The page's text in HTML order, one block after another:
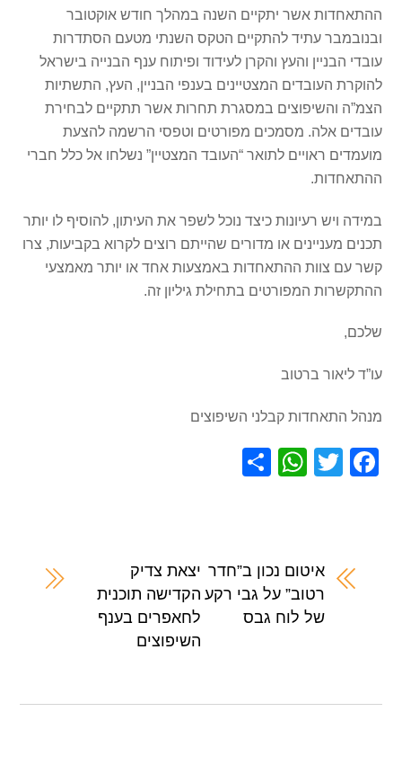
ההתאחדות אשר יתקיים השנה במהלך חודש אוקטובר
ובנובמבר עתיד להתקיים הטקס השנתי מטעם הסתדרות
עובדי הבניין והעץ והקרן לעידוד ופיתוח ענף הבנייה בישראל
להוקרת העובדים המצטיינים בענפי הבניין, העץ, התשתיות
הצמ”ה והשיפוצים במסגרת תחרות אשר תתקיים לבחירת
עובדים אלה. מסמכים מפורטים וטפסי הרשמה להצעת
מועמדים ראויים לתואר “העובד המצטיין” נשלחו אל כלל חברי
ההתאחדות.
במידה ויש רעיונות כיצד נוכל לשפר את העיתון, להוסיף לו יותר
תכנים מעניינים או מדורים שהייתם רוצים לקרוא בקביעות, צרו
קשר עם צוות ההתאחדות באמצעות אחד או יותר מאמצעי
ההתקשרות המפורטים בתחילת גיליון זה.
שלכם,
עו”ד ליאור ברטוב
מנהל התאחדות קבלני השיפוצים
F
b
T
W
A
p
איטום נכון ב”חדר
רטוב” על גבי רקע
של לוח גבס
יצאת צדיק
הקדישה תוכנית
לחאפרים בענף
השיפוצים